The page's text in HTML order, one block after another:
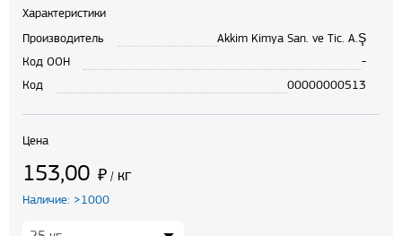
Характеристики
Производитель
Akkim Kimya San. ve Tic. A.Ş
Код ООН
-
Код
00000000513
Цена
153,00 ₽ / кг
Наличие: >1000